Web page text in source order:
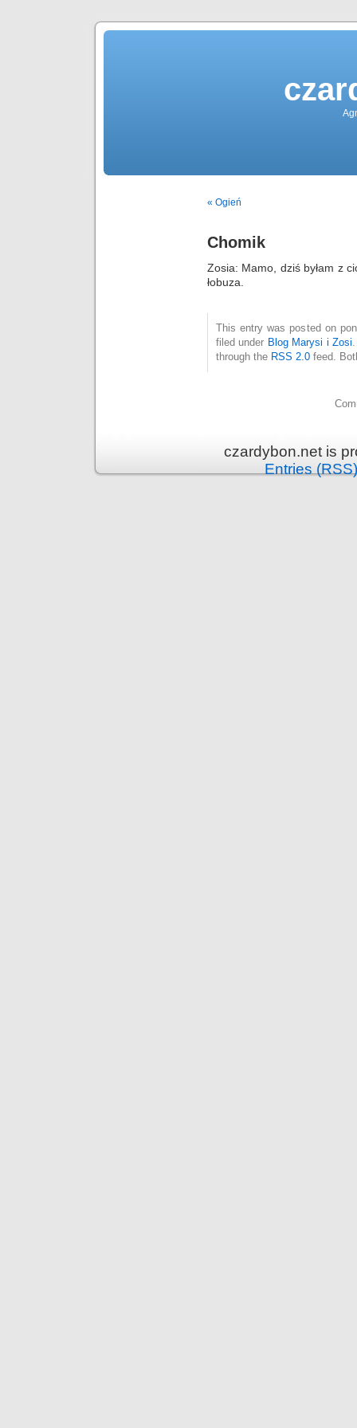
« Ogień
Chomik
Zosia: Mamo, dziś byłam z
łobuza.
This entry was posted on
filed under Blog Marysi i Zosi
through the RSS 2.0 feed.
czardybon.net is
Entries (RSS)